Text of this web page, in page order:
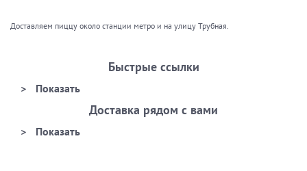
Доставляем пиццу около станции метро и на улицу Трубная.
Быстрые ссылки
Доставка рядом с вами